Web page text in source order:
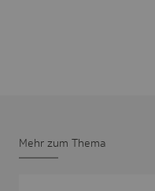
Mehr zum Thema